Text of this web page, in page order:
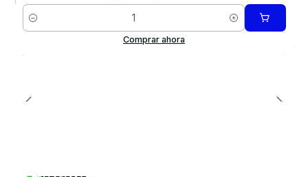
Cantidad
Comprar ahora